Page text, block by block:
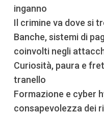
inganno
Il crimine va dove si
Banche, sistemi di
coinvolti negli
Curiosità, paura e
tranello
Formazione e cyber
consapevolezza dei